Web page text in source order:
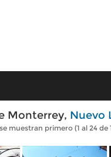
Monterrey, Nuevo
muestran primero (1 al 24 de